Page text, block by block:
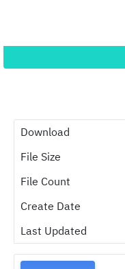
Download
File Size
File Count
Create Date
Last Updated